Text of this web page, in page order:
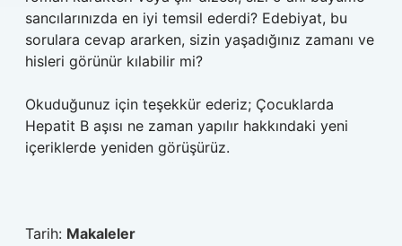
sancılarınızda en iyi temsil ederdi? Edebiyat, bu
sorulara cevap ararken, sizin yaşadığınız zamanı ve
hisleri görünür kılabilir mi?
Okuduğunuz için teşekkür ederiz; Çocuklarda
Hepatit B aşısı ne zaman yapılır hakkındaki yeni
içeriklerde yeniden görüşürüz.
Tarih: Makaleler